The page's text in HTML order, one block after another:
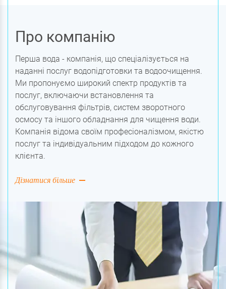
Про компанію
Перша вода - компанія, що спеціалізується на
наданні послуг водопідготовки та водоочищення.
Ми пропонуємо широкий спектр продуктів та
послуг, включаючи встановлення та
обслуговування фільтрів, систем зворотного
осмосу та іншого обладнання для чищення води.
Компанія відома своїм професіоналізмом, якістю
послуг та індивідуальним підходом до кожного
клієнта.
Дізнатися більше